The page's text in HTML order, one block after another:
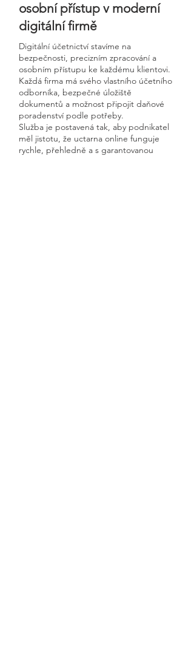
osobní přístup v moderní
digitální firmě
Digitální účetnictví stavíme na
bezpečnosti, precizním zpracování a
osobním přístupu ke každému klientovi.
Každá firma má svého vlastního účetního
odborníka, bezpečné úložiště
dokumentů a možnost připojit daňové
poradenství podle potřeby.
Služba je postavená tak, aby podnikatel
měl jistotu, že uctarna online funguje
rychle, přehledně a s garantovanou